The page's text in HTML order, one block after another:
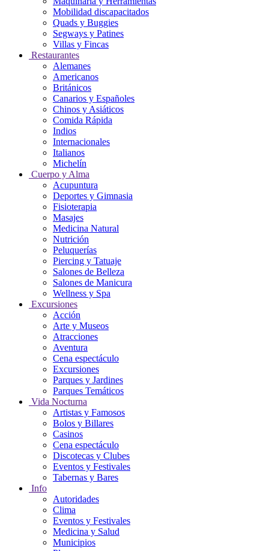
Mobilidad discapacitados
Quads y Buggies
Segways y Patines
Villas y Fincas
Restaurantes
Alemanes
Americanos
Británicos
Canarios y Españoles
Chinos y Asiáticos
Comida Rápida
Indios
Internacionales
Italianos
Michelín
Cuerpo y Alma
Acupuntura
Deportes y Gimnasia
Fisioterapia
Masajes
Medicina Natural
Nutrición
Peluquerías
Piercing y Tatuaje
Salones de Belleza
Salones de Manicura
Wellness y Spa
Excursiones
Acción
Arte y Museos
Atracciones
Aventura
Cena espectáculo
Excursiones
Parques y Jardines
Parques Temáticos
Vida Nocturna
Artistas y Famosos
Bolos y Billares
Casinos
Cena espectáculo
Discotecas y Clubes
Eventos y Festivales
Tabernas y Bares
Info
Autoridades
Clima
Eventos y Festivales
Medicina y Salud
Municipios